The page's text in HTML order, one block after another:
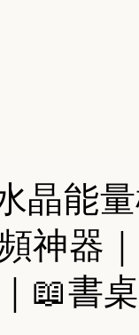
晶能
神器
📖書